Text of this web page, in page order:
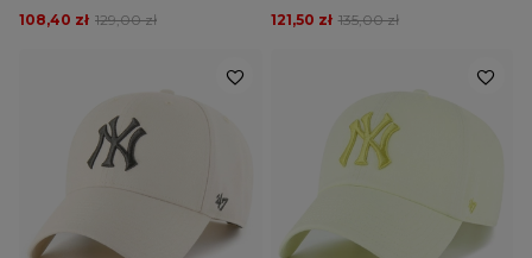
129,00 zł
108,40 zł
135,00 zł
121,50 zł